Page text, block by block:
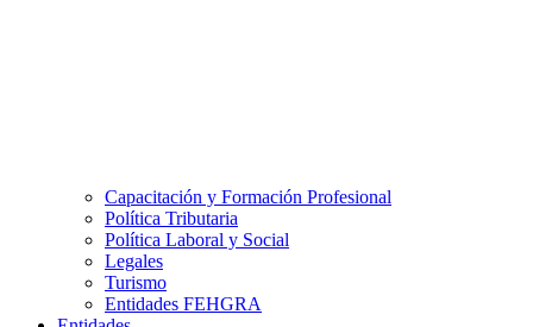
Capacitación y Formación Profesional
Política Tributaria
Política Laboral y Social
Legales
Turismo
Entidades FEHGRA